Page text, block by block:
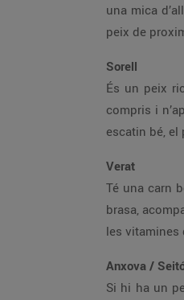
una mica
peix de
Sorell
És un peix
compris i
escatin bé, el
Verat
Té una carn
brasa,
les vitamines
Anxova /
Si hi ha un